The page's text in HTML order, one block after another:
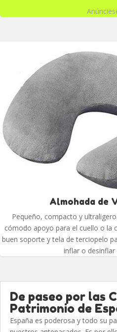
Almohada de
Pequeño, compacto y
cómodo apoyo para el cuello o la
buen soporte y tela de terciopelo
inflar o desinflar
De paseo por las
Patrimonio de
España es poderosa y todo su